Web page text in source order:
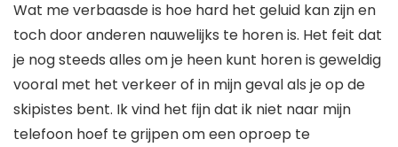
Wat me verbaasde is hoe hard het geluid kan zijn en
toch door anderen nauwelijks te horen is. Het feit dat
je nog steeds alles om je heen kunt horen is geweldig
vooral met het verkeer of in mijn geval als je op de
skipistes bent. Ik vind het fijn dat ik niet naar mijn
telefoon hoef te grijpen om een ​​oproep te